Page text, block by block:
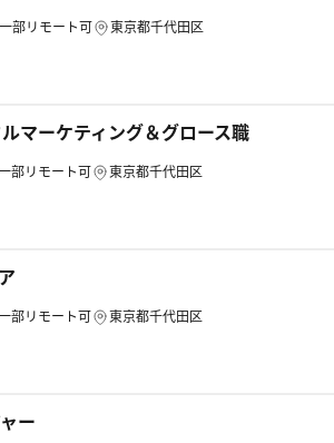
一部リモート可 東京都千代田区
マーケティング＆グロース職
部リモート可 東京都千代田区
部リモート可 東京都千代田区
ー